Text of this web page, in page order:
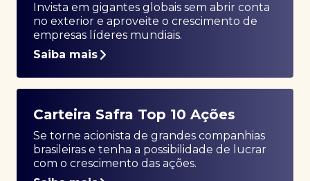
Invista em gigantes globais sem abrir conta
no exterior e aproveite o crescimento de
empresas líderes mundiais.
Saiba mais
Carteira Safra Top 10 Ações
Se torne acionista de grandes companhias
brasileiras e tenha a possibilidade de lucrar
com o crescimento das ações.